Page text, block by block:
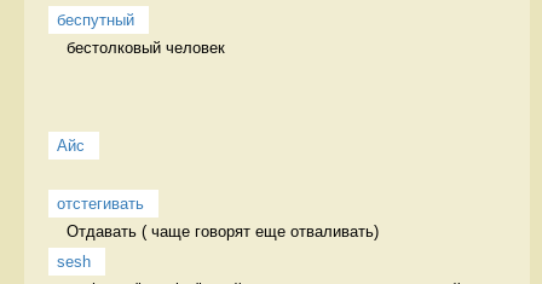
беспутный
бестолковый человек
Айс
отстегивать
Отдавать ( чаще говорят еще отваливать)
sesh